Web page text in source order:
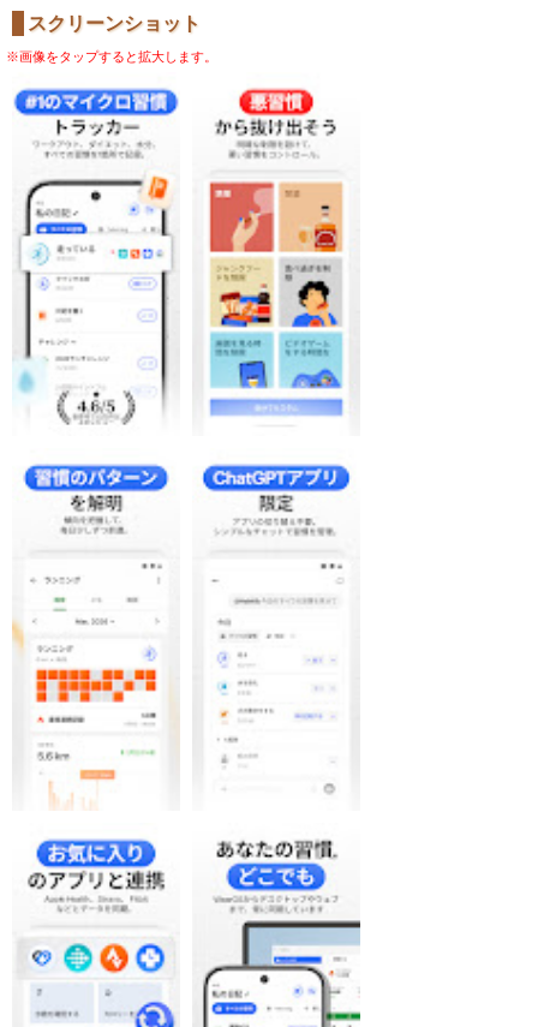
スクリーンショット
※画像をタップすると拡大します。